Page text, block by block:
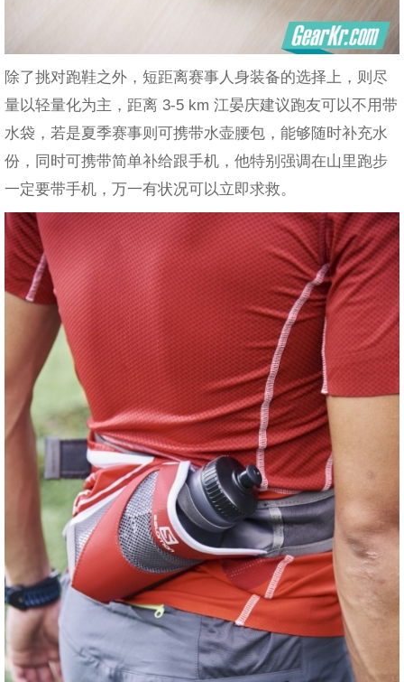
除了挑对跑鞋之外，短距离赛事人身装备的选择上，则尽
量以轻量化为主，距离 3-5 km 江晏庆建议跑友可以不用带
水袋，若是夏季赛事则可携带水壶腰包，能够随时补充水
份，同时可携带简单补给跟手机，他特别强调在山里跑步
一定要带手机，万一有状况可以立即求救。